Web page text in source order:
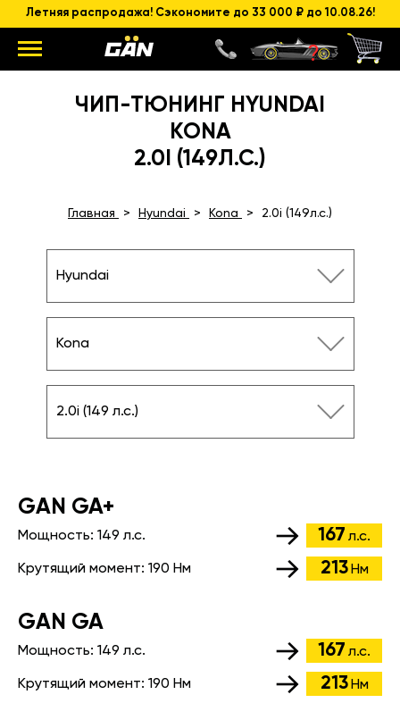
Летняя распродажа! Сэкономите до 33 000 ₽ до 10.08.26!
ЧИП-ТЮНИНГ HYUNDAI
KONA
2.0I (149Л.С.)
Главная Hyundai Kona 2.0i (149л.с.)
Hyundai
Kona
2.0i (149 л.с.)
GАN GA+
Мощность: 149 л.с. 167 л.с.
Крутящий момент: 190 Нм 213 Нм
GАN GA
Мощность: 149 л.с. 167 л.с.
Крутящий момент: 190 Нм 213 Нм